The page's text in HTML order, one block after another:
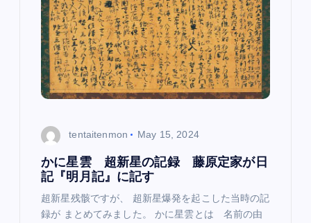
tentaitenmon May 15, 2024
かに星雲 超新星の記録 藤原定家が日
記『明月記』に記す
超新星残骸ですが、 超新星爆発を起こした当時の記
録が まとめてみました。 かに星雲とは 名前の由